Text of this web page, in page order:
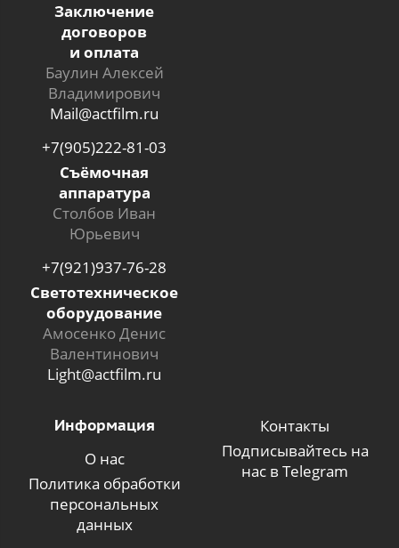
Заключение
договоров
и оплата
Баулин Алексей
Владимирович
Mail@actfilm.ru
+7(905)222-81-03
Съёмочная
аппаратура
Столбов Иван
Юрьевич
+7(921)937-76-28
Светотехническое
оборудование
Амосенко Денис
Валентинович
Light@actfilm.ru
Информация
О нас
Политика обработки
персональных
данных
Контакты
Подписывайтесь на
нас в Telegram